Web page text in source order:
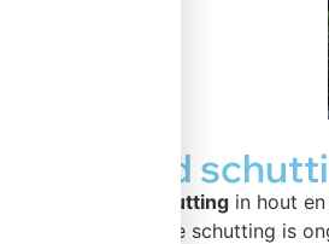
Standaard
standaard schutting in hout
De hoogte van deze schutting is